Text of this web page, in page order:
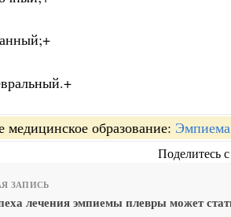
образование:
Поделитесь
ЗАПИСЬ
лечения эмпиемы плевры может